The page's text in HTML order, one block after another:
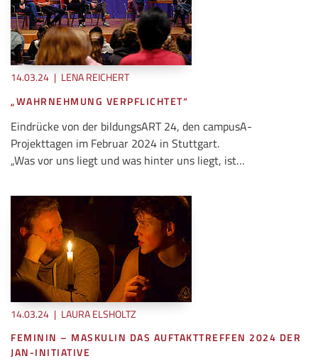
14.03.24 | LENA REICHERT
„WAHRNEHMUNG VERPFLICHTET“
Eindrücke von der bildungsART 24, den campusA-
Projekttagen im Februar 2024 in Stuttgart.
„Was vor uns liegt und was hinter uns liegt, ist…
14.03.24 | LAURA ELSHOLTZ
FEMININ – MASKULIN DAS AUFTAKTTREFFEN 2024 DER
JAN-INITIATIVE